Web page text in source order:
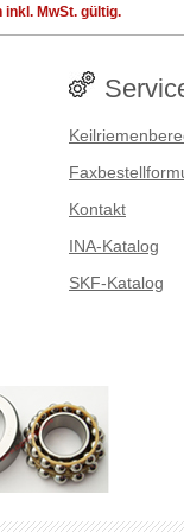
MwSt. gültig.
Kontakt
INA-Katalog
SKF-Katalog